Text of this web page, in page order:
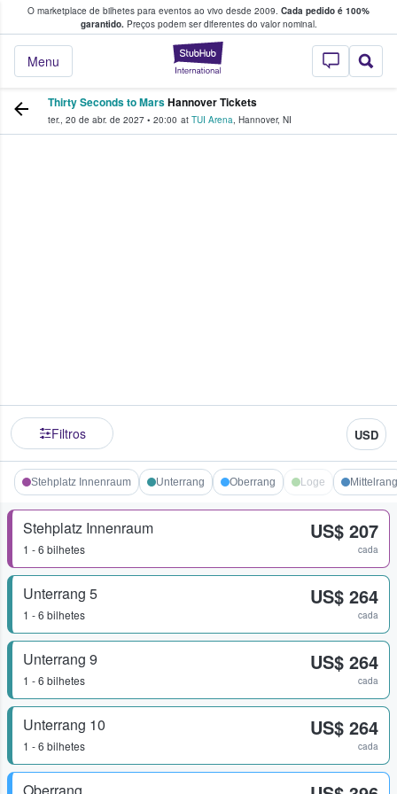
O marketplace de bilhetes para eventos ao vivo desde 2009. Cada pedido é 100%
garantido.Preços podem ser diferentes do valor nominal.
StubHub – onde
Menu
fãs compram e vendem bilhetes
Thirty Seconds to MarsHannover Tickets
ter., 20 de abr. de 2027 • 20:00 at TUI Arena, Hannover, NI
Filtros USD
Stehplatz Innenraum Unterrang Oberrang Loge Mittelrang
Stehplatz Innenraum
1 - 6 bilhetes
US$ 207
cada
Unterrang 5
1 - 6 bilhetes
US$ 264
cada
Unterrang 9
1 - 6 bilhetes
US$ 264
cada
Unterrang 10
1 - 6 bilhetes
US$ 264
cada